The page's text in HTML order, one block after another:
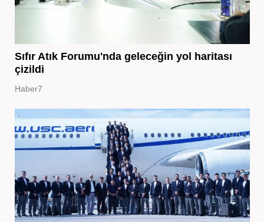
Sıfır Atık Forumu'nda geleceğin yol haritası
çizildi
Haber7